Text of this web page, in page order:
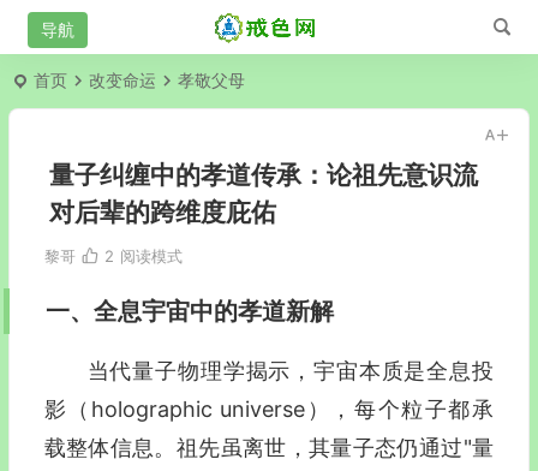
首页 改变命运 孝敬父母
量子纠缠中的孝道传承：论祖先意识流
对后辈的跨维度庇佑
黎哥 2 阅读模式
一、全息宇宙中的孝道新解
当代量子物理学揭示，宇宙本质是全息投
影（holographic universe），每个粒子都承
载整体信息。祖先虽离世，其量子态仍通过"量